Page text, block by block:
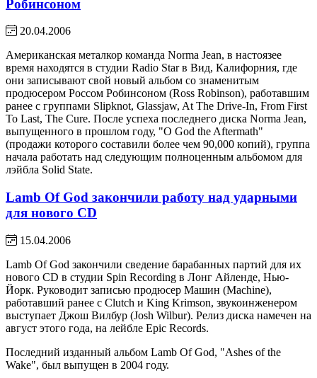
Робинсоном
20.04.2006
Американская металкор команда Norma Jean, в настоязее
время находятся в студии Radio Star в Вид, Калифорния, где
они записывают свой новый альбом со знаменитым
продюсером Россом Робинсоном (Ross Robinson), работавшим
ранее с группами Slipknot, Glassjaw, At The Drive-In, From First
To Last, The Cure. После успеха последнего диска Norma Jean,
выпущенного в прошлом году, "O God the Aftermath"
(продажи которого составили более чем 90,000 копий), группа
начала работать над следующим полноценным альбомом для
лэйбла Solid State.
Lamb Of God закончили работу над ударными
для нового CD
15.04.2006
Lamb Of God закончили сведение барабанных партий для их
нового CD в студии Spin Recording в Лонг Айленде, Нью-
Йорк. Руководит записью продюсер Машин (Machine),
работавший ранее с Clutch и King Krimson, звукоинженером
выступает Джош Вилбур (Josh Wilbur). Релиз диска намечен на
август этого года, на лейбле Epic Records.
Последний изданный альбом Lamb Of God, "Ashes of the
Wake", был выпущен в 2004 году.